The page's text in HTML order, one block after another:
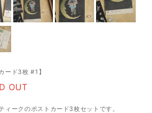
ード3枚 #1】
OUT
ィークのポストカード3枚セットです。